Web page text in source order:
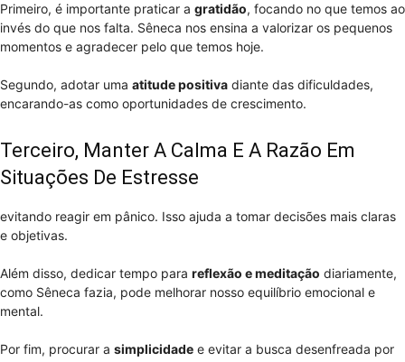
Primeiro, é importante praticar a gratidão, focando no que temos ao
invés do que nos falta. Sêneca nos ensina a valorizar os pequenos
momentos e agradecer pelo que temos hoje.
Segundo, adotar uma atitude positiva diante das dificuldades,
encarando-as como oportunidades de crescimento.
Terceiro, Manter A Calma E A Razão Em
Situações De Estresse
evitando reagir em pânico. Isso ajuda a tomar decisões mais claras
e objetivas.
Além disso, dedicar tempo para reflexão e meditação diariamente,
como Sêneca fazia, pode melhorar nosso equilíbrio emocional e
mental.
Por fim, procurar a simplicidade e evitar a busca desenfreada por